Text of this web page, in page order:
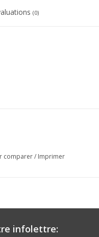
(0)
comparer/ Imprimer
infolettre: